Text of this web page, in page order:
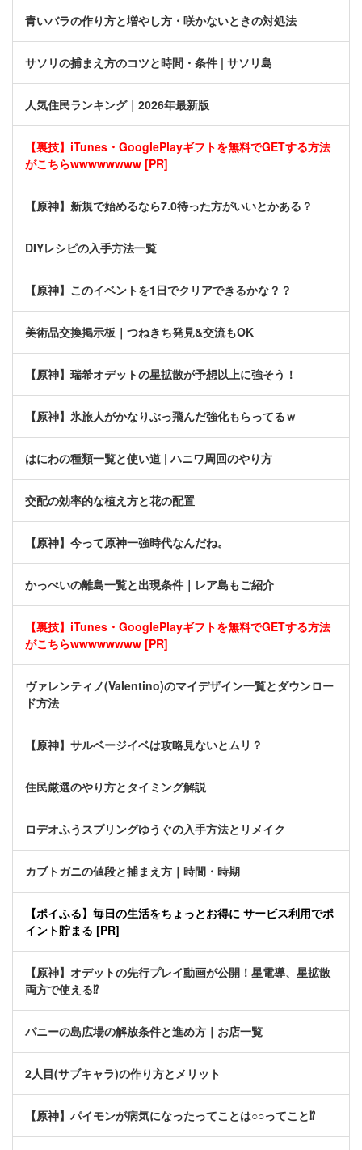
青いバラの作り方と増やし方・咲かないときの対処法
サソリの捕まえ方のコツと時間・条件 | サソリ島
人気住民ランキング｜2026年最新版
【裏技】iTunes・GooglePlayギフトを無料でGETする方法
がこちらwwwwwwww [PR]
【原神】新規で始めるなら7.0待った方がいいとかある？
DIYレシピの入手方法一覧
【原神】このイベントを1日でクリアできるかな？？
美術品交換掲示板｜つねきち発見&交流もOK
【原神】瑞希オデットの星拡散が予想以上に強そう！
【原神】氷旅人がかなりぶっ飛んだ強化もらってるｗ
はにわの種類一覧と使い道 | ハニワ周回のやり方
交配の効率的な植え方と花の配置
【原神】今って原神一強時代なんだね。
かっぺいの離島一覧と出現条件｜レア島もご紹介
【裏技】iTunes・GooglePlayギフトを無料でGETする方法
がこちらwwwwwwww [PR]
ヴァレンティノ(Valentino)のマイデザイン一覧とダウンロー
ド方法
【原神】サルベージイベは攻略見ないとムリ？
住民厳選のやり方とタイミング解説
ロデオふうスプリングゆうぐの入手方法とリメイク
カブトガニの値段と捕まえ方｜時間・時期
【ポイふる】毎日の生活をちょっとお得に サービス利用でポ
イント貯まる [PR]
【原神】オデットの先行プレイ動画が公開！星電導、星拡散
両方で使える⁉
パニーの島広場の解放条件と進め方｜お店一覧
2人目(サブキャラ)の作り方とメリット
【原神】パイモンが病気になったってことは○○ってこと⁉